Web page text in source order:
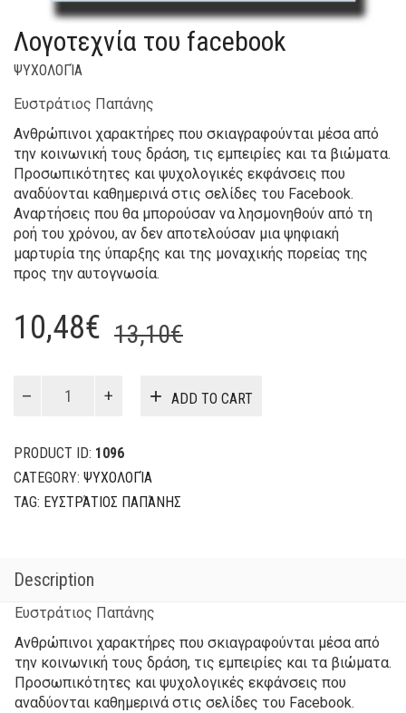
Λογοτεχνία του facebook
ΨΥΧΟΛΟΓΊΑ
Ευστράτιος Παπάνης
Ανθρώπινοι χαρακτήρες που σκιαγραφούνται μέσα από
την κοινωνική τους δράση, τις εμπειρίες και τα βιώματα.
Προσωπικότητες και ψυχολογικές εκφάνσεις που
αναδύονται καθημερινά στις σελίδες του Facebook.
Αναρτήσεις που θα μπορούσαν να λησμονηθούν από τη
ροή του χρόνου, αν δεν αποτελούσαν μια ψηφιακή
μαρτυρία της ύπαρξης και της μοναχικής πορείας της
προς την αυτογνωσία.
13,10€Original
was:
10,48€
Current
is:
quantity
ADD TO CART
PRODUCT ID: 1096
CATEGORY: ΨΥΧΟΛΟΓΊΑ
TAG: ΕΥΣΤΡΆΤΙΟΣ ΠΑΠΆΝΗΣ
Description
Ευστράτιος Παπάνης
Ανθρώπινοι χαρακτήρες που σκιαγραφούνται μέσα από
την κοινωνική τους δράση, τις εμπειρίες και τα βιώματα.
Προσωπικότητες και ψυχολογικές εκφάνσεις που
αναδύονται καθημερινά στις σελίδες του Facebook.